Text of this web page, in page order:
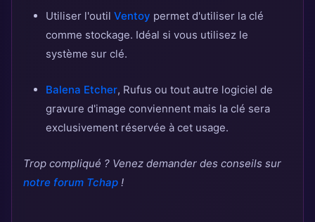
Utiliser l'outil Ventoy permet d'utiliser la clé
comme stockage. Idéal si vous utilisez le
système sur clé.
Balena Etcher, Rufus ou tout autre logiciel de
gravure d'image conviennent mais la clé sera
exclusivement réservée à cet usage.
Trop compliqué ? Venez demander des conseils sur
notre forum Tchap !